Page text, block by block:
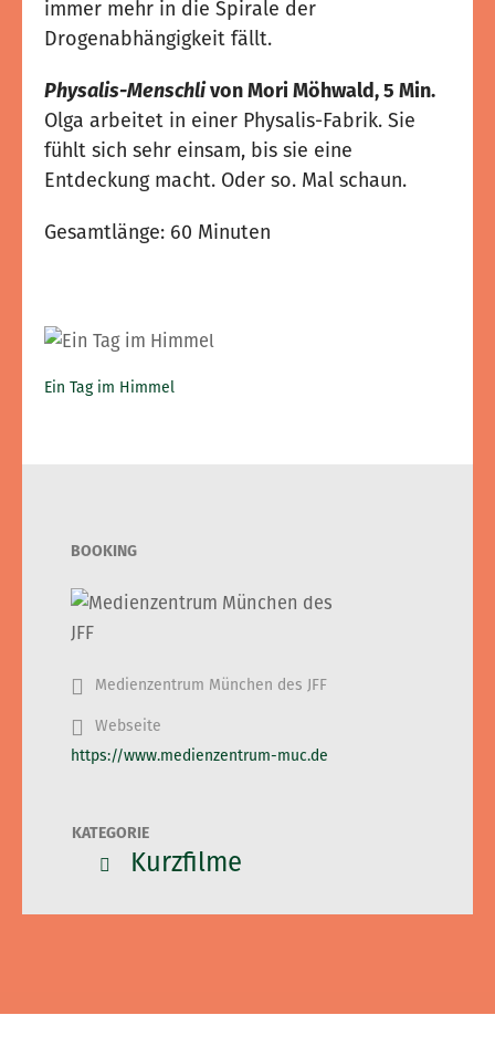
immer mehr in die Spirale der
Drogenabhängigkeit fällt.
Physalis-Menschlivon Mori Möhwald, 5 Min.
Olga arbeitet in einer Physalis-Fabrik. Sie
fühlt sich sehr einsam, bis sie eine
Entdeckung macht. Oder so. Mal schaun.
Gesamtlänge: 60 Minuten
Ein Tag im Himmel
BOOKING
Medienzentrum München des JFF
Webseite
https://www.medienzentrum-muc.de
KATEGORIE
Kurzfilme